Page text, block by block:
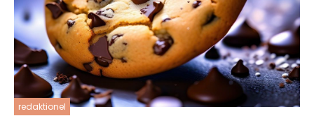
redaktionel